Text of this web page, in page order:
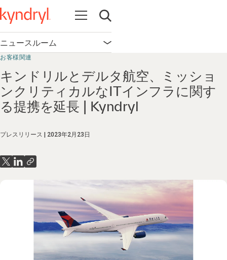
Open navigation
Open search
ニュースルーム Open navigation
お客様関連
キンドリルとデルタ航空、ミッショ
ンクリティカルなITインフラに関す
る提携を延長 | Kyndryl
プレスリリース 2023年2月23日